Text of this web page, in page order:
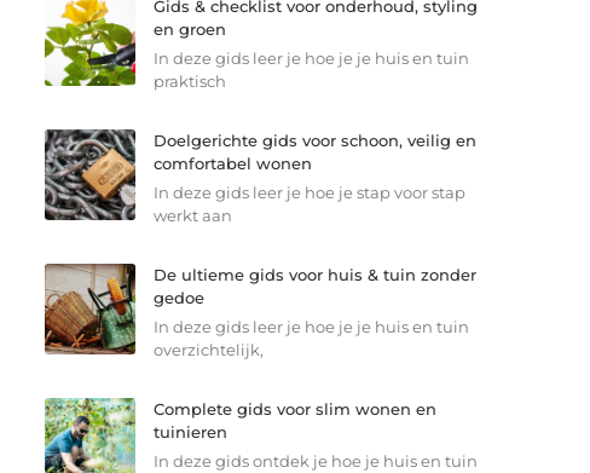
Gids & checklist voor onderhoud, styling
en groen
In deze gids leer je hoe je je huis en tuin
praktisch
Doelgerichte gids voor schoon, veilig en
comfortabel wonen
In deze gids leer je hoe je stap voor stap
werkt aan
De ultieme gids voor huis & tuin zonder
gedoe
In deze gids leer je hoe je je huis en tuin
overzichtelijk,
Complete gids voor slim wonen en
tuinieren
In deze gids ontdek je hoe je huis en tuin